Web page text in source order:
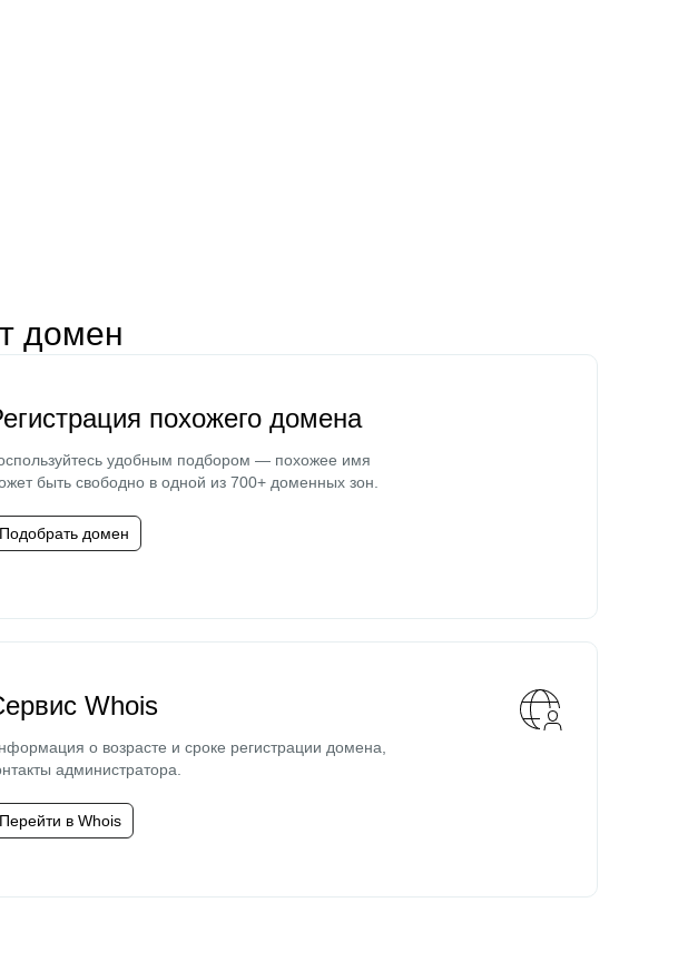
домен
похожего домена
удобным подбором — похожее имя
быть свободно в одной из 700+ доменных зон.
Подобрать домен
Whois
о возрасте и сроке регистрации домена,
администратора.
Перейти в Whois